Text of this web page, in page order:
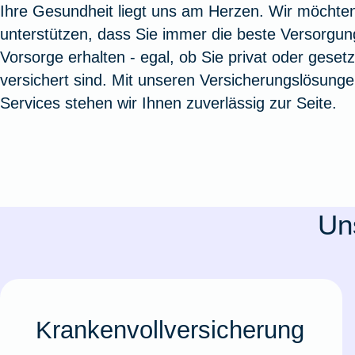
Oldtimerversicherung
Fahrradversicherung
Haus- und
Jagd-
Jäger-
Augenzusatzversicherung
Pflegemonatsgeld
Zur
Vermögensschadenversicherung
Kunstversicherung
Zur Serviceübersicht
Ihre Gesundheit liegt uns am Herzen. Wir
unterstützen, dass Sie immer die beste
Vorsorge erhalten - egal, ob Sie privat oder
versichert sind. Mit unseren
Services stehen wir Ihnen zuverlässig zur Seite.
Krankenvollversicherung